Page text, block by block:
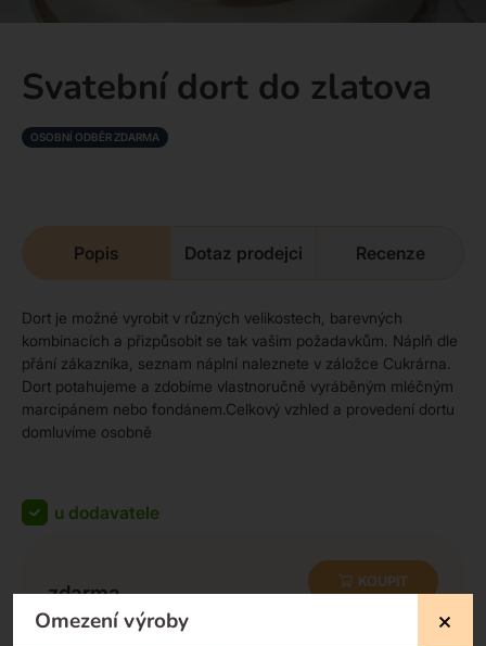
Svatební dort do zlatova
OSOBNÍ ODBĚR ZDARMA
Popis Dotaz prodejci Recenze
Dort je možné vyrobit v různých velikostech, barevných
kombinacích a přizpůsobit se tak vašim požadavkům. Náplň dle
přání zákazníka, seznam náplní naleznete v záložce Cukrárna.
Dort potahujeme a zdobíme vlastnoručně vyráběným mléčným
marcipánem nebo fondánem.Celkový vzhled a provedení dortu
domluvíme osobně
u dodavatele
zdarma KOUPIT
Omezení výroby